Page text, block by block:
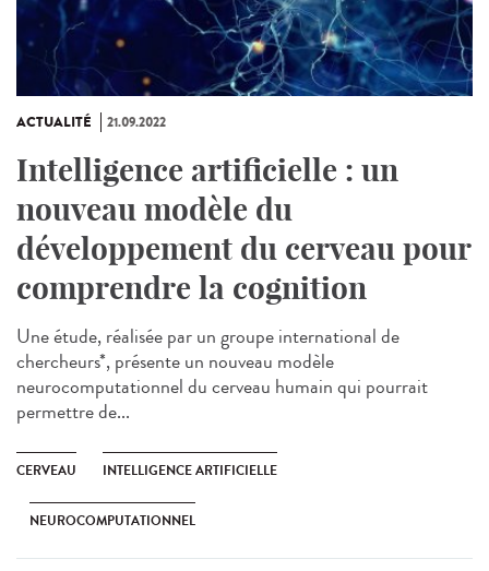
ACTUALITÉ 21.09.2022
Intelligence artificielle : un
nouveau modèle du
développement du cerveau pour
comprendre la cognition
Une étude, réalisée par un groupe international de
chercheurs*, présente un nouveau modèle
neurocomputationnel du cerveau humain qui pourrait
permettre de...
CERVEAU INTELLIGENCE ARTIFICIELLE
NEUROCOMPUTATIONNEL